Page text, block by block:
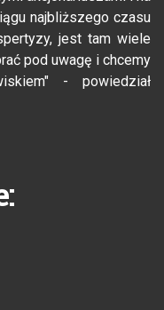
najbliższego czasu
jest tam wiele
pod uwagę i chcemy
- powiedział